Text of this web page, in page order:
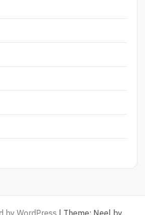
by WordPress | Theme: Neel by